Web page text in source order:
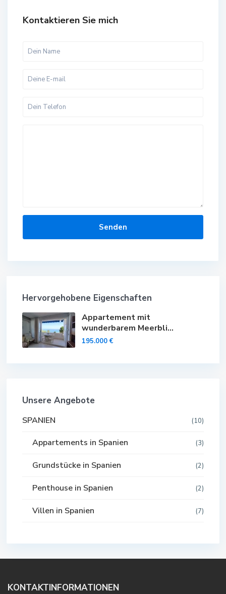
Kontaktieren Sie mich
Hervorgehobene Eigenschaften
Appartement mit
wunderbarem Meerbli...
195.000 €
Unsere Angebote
SPANIEN (10)
Appartements in Spanien (3)
Grundstücke in Spanien (2)
Penthouse in Spanien (2)
Villen in Spanien (7)
KONTAKTINFORMATIONEN